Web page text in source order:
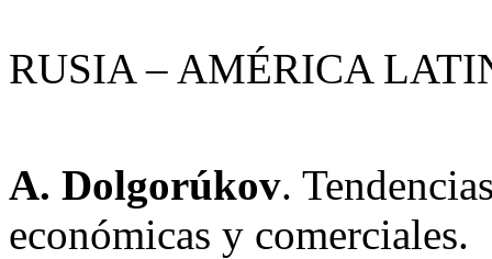
RUSIA – AMÉRICA
A. Dolgorúkov.
económicas y comerciales.